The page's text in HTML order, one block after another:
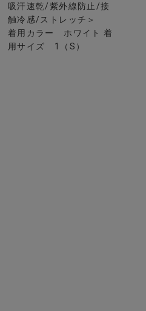
吸汗速乾/紫外線防止/接
触冷感/ストレッチ＞
着用カラー ホワイト 着
用サイズ 1（S）